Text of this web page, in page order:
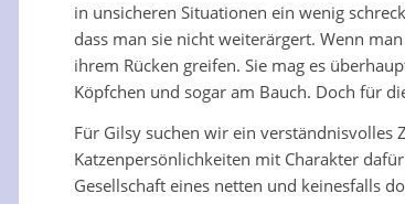
in unsicheren Situationen ein wenig
dass man sie nicht weiterärgert. Wenn
ihrem Rücken greifen. Sie mag es
Köpfchen und sogar am Bauch. Doch für
Für Gilsy suchen wir ein verständnisvolles
Katzenpersönlichkeiten mit Charakter
Gesellschaft eines netten und keinesfalls